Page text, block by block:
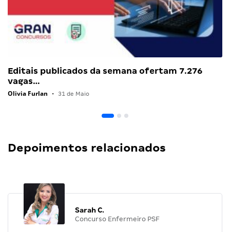
Editais publicados da semana ofertam 7.276
vagas…
Olivia Furlan • 31 de Maio
Depoimentos relacionados
Sarah C.
Concurso Enfermeiro PSF